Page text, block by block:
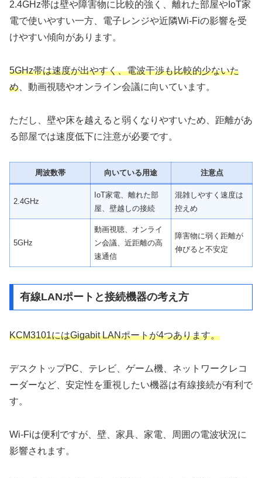
2.4GHz帯は壁や障害物に比較的強く、離れた部屋やIoT家
電で使いやすい一方、電子レンジや近隣Wi-Fiの影響を受
けやすい傾向があります。
5GHz帯は速度が出やすく、電波干渉も比較的少ないた
め 、動画視聴やオンライン会議に向いています。
ただし、壁や床を越えると弱くなりやすいため、距離があ
る部屋では速度低下に注意が必要です。
周波数帯 向いている用途 注意点
2.4GHz
IoT家電、離れた部
屋、壁越しの接続
混雑しやすく速度は
控えめ
5GHz
動画視聴、オンライ
ン会議、近距離の高
速通信
障害物に弱く距離が
伸びると不安定
有線LANポートと接続機器の考え方
KCM3101にはGigabit LANポートが4つあります。
デスクトップPC、テレビ、ゲーム機、ネットワークレコ
ーダーなど、安定性を重視したい機器は有線接続が有利で
す。
Wi-Fiは便利ですが、壁、家具、家電、周囲の電波状況に
影響されます。